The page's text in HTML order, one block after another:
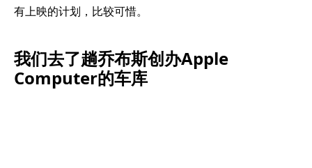
有上映的计划，比较可惜。
我们去了趟乔布斯创办Apple
Computer的车库